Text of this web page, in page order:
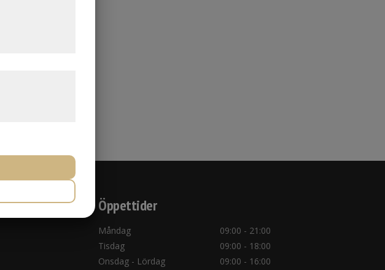
Öppettider
Måndag
09:00 - 21:00
Tisdag
09:00 - 18:00
Onsdag - Lördag
09:00 - 16:00